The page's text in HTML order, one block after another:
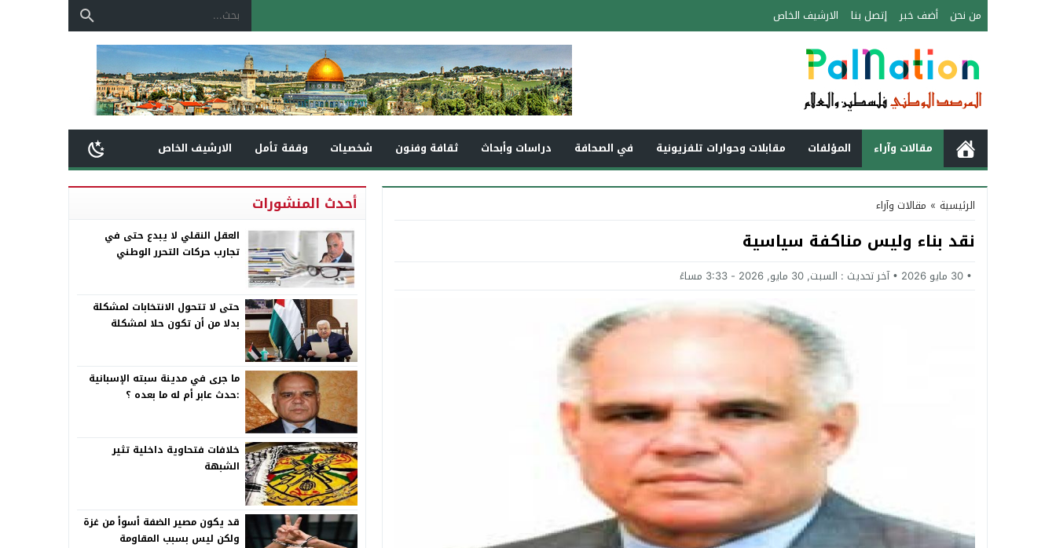
من نحن أضف خبر إتصل بنا الارشيف الخاص
مقالات وآراء المؤلفات مقابلات وحوارات تلفزيونية في الصحافة دراسات وأبحاث ثقافة وفنون شخصيات وقفة تأمل الارشيف الخاص
الرئيسية » مقالات وآراء
نقد بناء وليس مناكفة سياسية
30 مايو 2026 آخر تحديث : السبت, 30 مايو, 2026 - 3:33 مساءً
أحدث المنشورات
العقل النقلي لا يبدع حتى في
تجارب حركات التحرر الوطني
حتى لا تتحول الانتخابات لمشكلة
بدلا من أن تكون حلا لمشكلة
ما جرى في مدينة سبته الإسبانية
:حدث عابر أم له ما بعده ؟
خلافات فتحاوية داخلية تثير
الشبهة
قد يكون مصير الضفة أسوأ من غزة
ولكن ليس بسبب المقاومة